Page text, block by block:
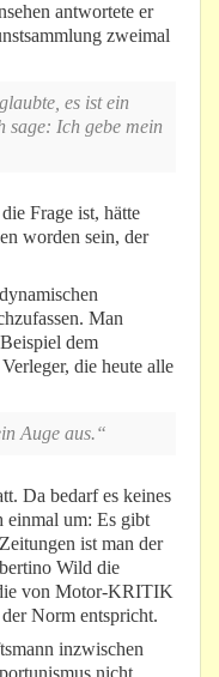
antwortete er
zweimal
es ist ein
sage: Ich gebe mein
Frage ist, hätte
worden sein, der
Man
dem
die heute alle
Auge aus.“
Da bedarf es keines
einmal um: Es gibt
ist man der
Wild die
von Motor-KRITIK
Norm entspricht.
inzwischen